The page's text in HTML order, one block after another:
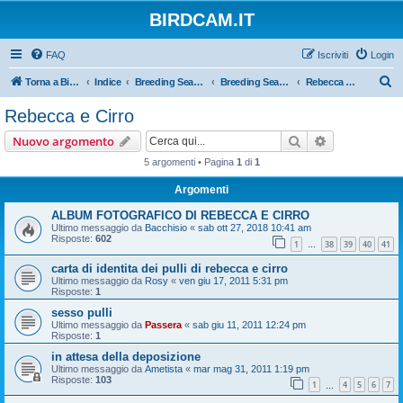
BIRDCAM.IT
FAQ Login
Iscriviti
Torna a Birdcam.it Indice Breeding Seasons 2011 Breeding Season 2011 Rebecca e Cirro
Rebecca e Cirro
Nuovo argomento Cerca
5 argomenti • Pagina 1 di 1
Argomenti
ALBUM FOTOGRAFICO DI REBECCA E CIRRO
Ultimo messaggio da Bacchisio « sab ott 27, 2018 10:41 am
Risposte: 602 1 … 38 39 40 41
carta di identita dei pulli di rebecca e cirro
Ultimo messaggio da Rosy « ven giu 17, 2011 5:31 pm
Risposte: 1
sesso pulli
Ultimo messaggio da Passera « sab giu 11, 2011 12:24 pm
Risposte: 1
in attesa della deposizione
Ultimo messaggio da Ametista « mar mag 31, 2011 1:19 pm
Risposte: 103 1 4 5 6 7